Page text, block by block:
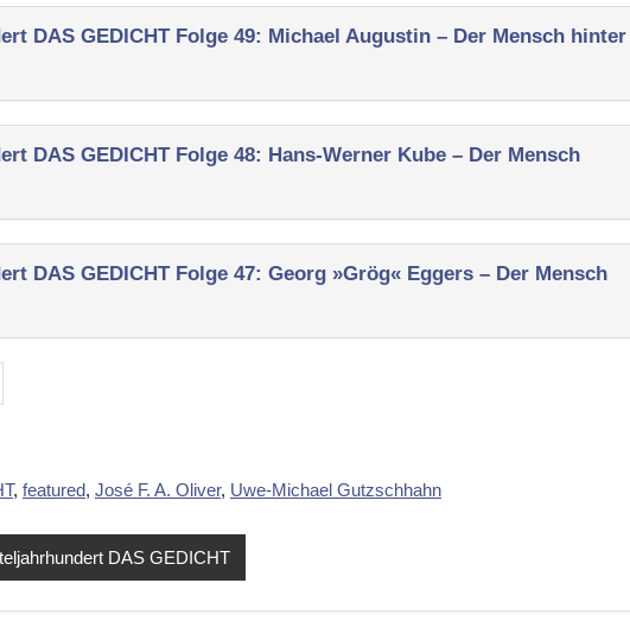
DAS GEDICHT Folge 49: Michael Augustin – Der Mensch hinter
DAS GEDICHT Folge 48: Hans-Werner Kube – Der Mensch
DAS GEDICHT Folge 47: Georg »Grög« Eggers – Der Mensch
, featured, José F. A. Oliver, Uwe-Michael Gutzschhahn
DAS GEDICHT